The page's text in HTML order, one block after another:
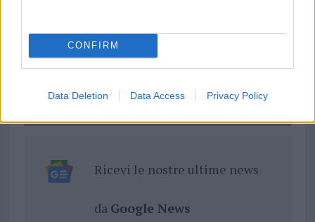
CONFIRM
Data Deletion Data Access Privacy Policy
Notizie in tempo reale?
Entra nel canale telegram di
GalluraOggi.it
Ricevi le nostre ultime news
da Google News